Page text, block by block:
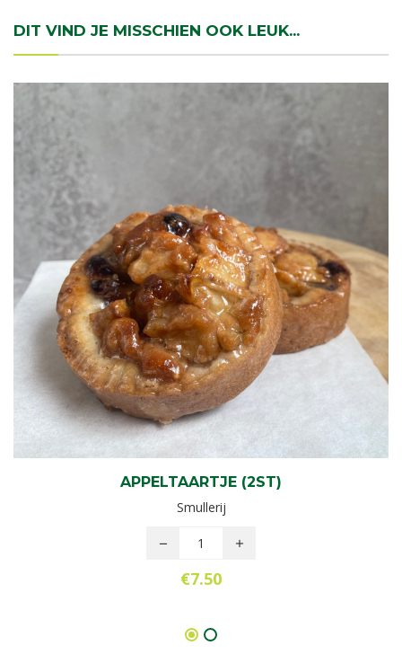
DIT VIND JE MISSCHIEN OOK LEUK...
APPELTAARTJE (2ST)
Smullerij
€7.50